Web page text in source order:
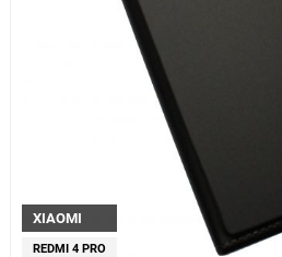
XIAOMI
REDMI 4 PRO